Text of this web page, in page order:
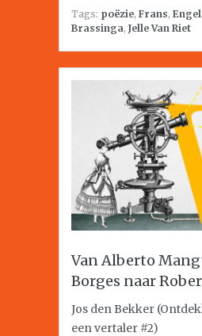
Tags: poëzie, Frans,
Brassinga, Jelle Van Riet
Van Alberto
Borges naar
Jos den Bekker
een vertaler #2)